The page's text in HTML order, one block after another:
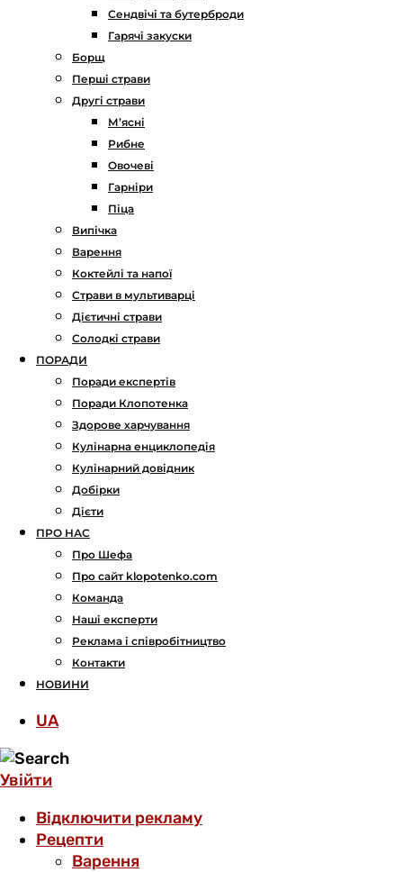
Сендвічі та бутерброди
Гарячі закуски
Борщ
Перші страви
Другі страви
М’ясні
Рибне
Овочеві
Гарніри
Піца
Випічка
Варення
Коктейлі та напої
Страви в мультиварці
Дієтичні страви
Солодкі страви
ПОРАДИ
Поради експертів
Поради Клопотенка
Здорове харчування
Кулінарна енциклопедія
Кулінарний довідник
Добірки
Дієти
ПРО НАС
Про Шефа
Про сайт klopotenko.com
Команда
Наші експерти
Реклама і співробітництво
Контакти
НОВИНИ
UA
Увійти
Відключити рекламу
Рецепти
Варення